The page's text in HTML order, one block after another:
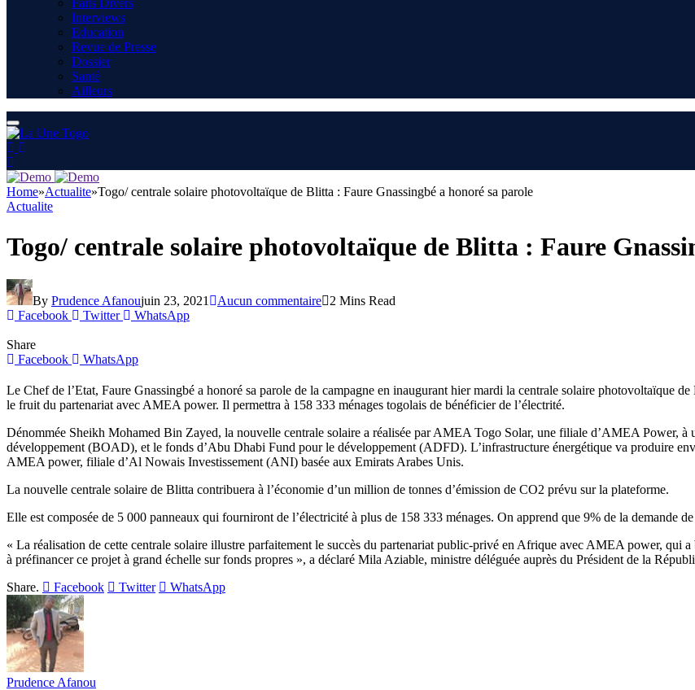
Faits Divers
Interviews
Education
Revue de Presse
Dossier
Santé
Ailleurs
Home»Actualite»Togo/ centrale solaire photovoltaïque de Blitta : Faure Gnassingbé a honoré sa parole
Actualite
Togo/ centrale solaire photovoltaïque de Blitta : Faure
By Prudence Afanoujuin 23, 2021 Aucun commentaire
2 Mins Read
Facebook
Twitter WhatsApp
Share
Facebook
WhatsApp
Le Chef de l’Etat, Faure Gnassingbé a honoré sa parole de la campagne en inaugurant hier mardi la centrale solaire photovoltaïque
le fruit du partenariat avec AMEA power. Il permettra à 158 333 ménages togolais de bénéficier de l’électrité.
Dénommée Sheikh Mohamed Bin Zayed, la nouvelle centrale solaire a réalisée par AMEA Togo Solar, une filiale d’AMEA Power,
développement (BOAD), et le fonds d’Abu Dhabi Fund pour le développement (ADFD). L’infrastructure énergétique va produire
AMEA power, filiale d’Al Nowais Investissement (ANI) basée aux Emirats Arabes Unis.
La nouvelle centrale solaire de Blitta contribuera à l’économie d’un million de tonnes d’émission de CO2 prévu sur la plateforme.
Elle est composée de 5 000 panneaux qui fourniront de l’électricité à plus de 158 333 ménages. On apprend que 9% de la demande
« La réalisation de cette centrale solaire illustre parfaitement le succès du partenariat public-privé en Afrique avec AMEA power, qui
à préfinancer ce projet à grand échelle sur fonds propres », a déclaré Mila Aziable, ministre déléguée auprès du Président de la
Share.
Facebook Twitter WhatsApp
Prudence Afanou